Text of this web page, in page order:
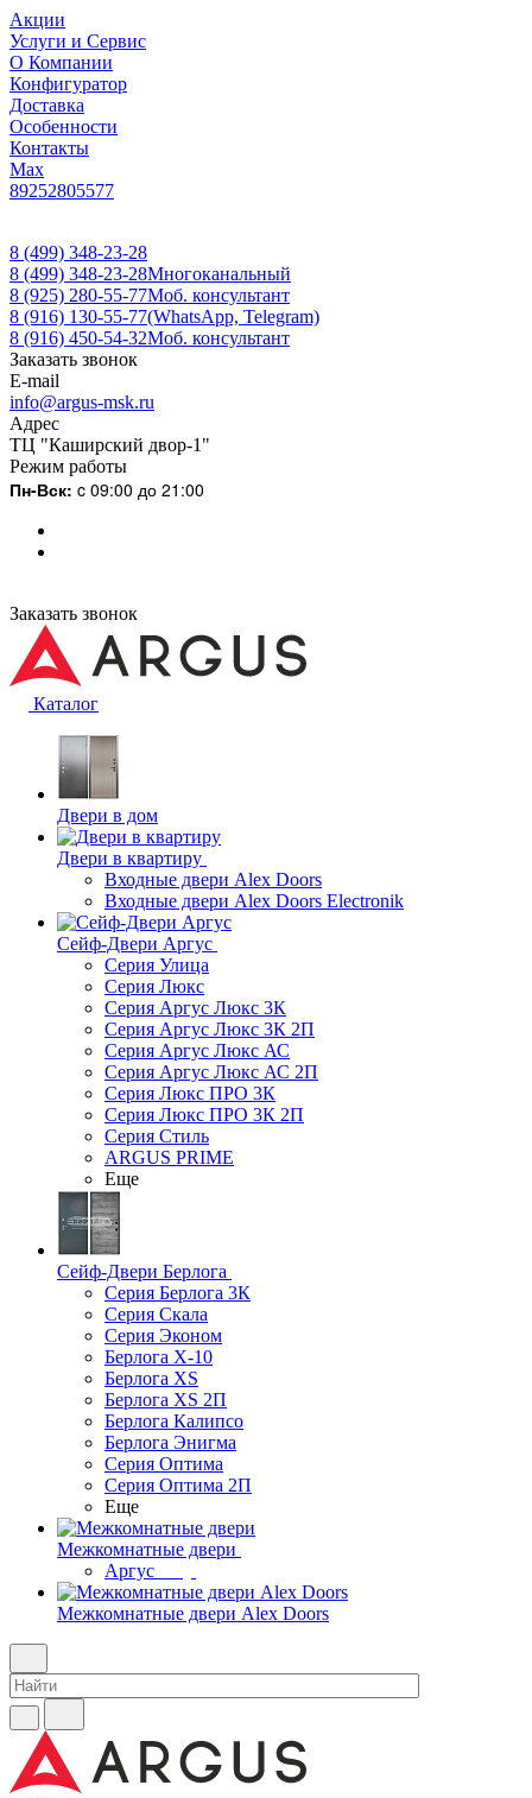
Акции
Услуги и Сервис
О Компании
Конфигуратор
Доставка
Особенности
Контакты
Max
89252805577
8 (499) 348-23-28
8 (499) 348-23-28Многоканальный
8 (925) 280-55-77Моб. консультант
8 (916) 130-55-77(WhatsApp, Telegram)
8 (916) 450-54-32Моб. консультант
Заказать звонок
E-mail
info@argus-msk.ru
Адрес
ТЦ "Каширский двор-1"
Режим работы
Пн-Вск: c 09:00 до 21:00
Заказать звонок
Каталог
Двери в дом
Двери в квартиру
Входные двери Alex Doors
Входные двери Alex Doors Electronik
Сейф-Двери Аргус
Серия Улица
Серия Люкс
Серия Аргус Люкс 3К
Серия Аргус Люкс 3К 2П
Серия Аргус Люкс АС
Серия Аргус Люкс АС 2П
Серия Люкс ПРО 3К
Серия Люкс ПРО 3К 2П
Серия Стиль
ARGUS PRIME
Еще
Сейф-Двери Берлога
Серия Берлога 3К
Серия Скала
Серия Эконом
Берлога X-10
Берлога XS
Берлога XS 2П
Берлога Калипсо
Берлога Энигма
Серия Оптима
Серия Оптима 2П
Еще
Межкомнатные двери
Аргус
Межкомнатные двери Alex Doors